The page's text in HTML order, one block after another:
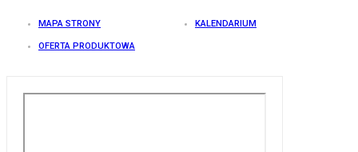
MAPA STRONY KALENDARIUM
OFERTA PRODUKTOWA